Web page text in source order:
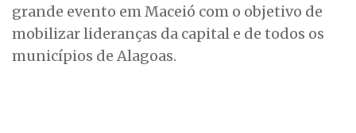
grande evento em Maceió com o objetivo de
mobilizar lideranças da capital e de todos os
municípios de Alagoas.